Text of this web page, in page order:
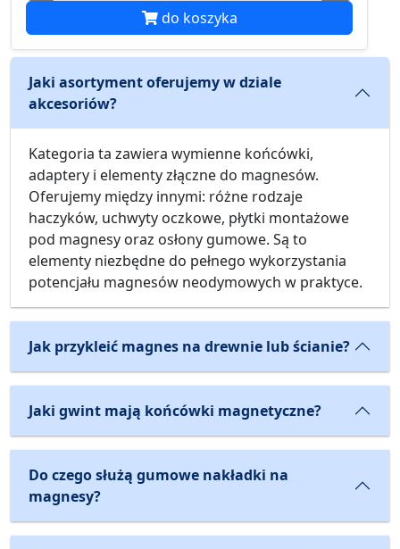
do koszyka
Jaki asortyment oferujemy w dziale
akcesoriów?
Kategoria ta zawiera wymienne końcówki,
adaptery i elementy złączne do magnesów.
Oferujemy między innymi: różne rodzaje
haczyków, uchwyty oczkowe, płytki montażowe
pod magnesy oraz osłony gumowe. Są to
elementy niezbędne do pełnego wykorzystania
potencjału magnesów neodymowych w praktyce.
Jak przykleić magnes na drewnie lub ścianie?
Jaki gwint mają końcówki magnetyczne?
Do czego służą gumowe nakładki na
magnesy?